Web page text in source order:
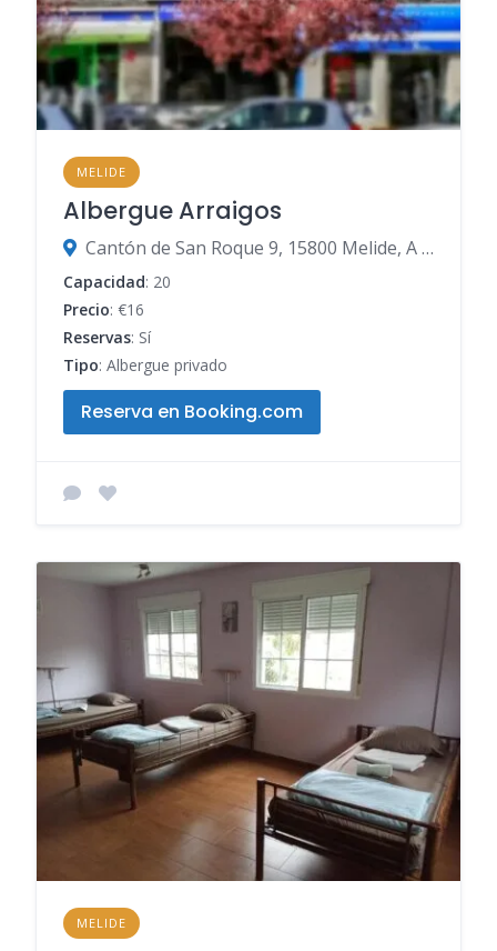
MELIDE
Albergue Arraigos
Cantón de San Roque 9, 15800 Melide, A Coruña, España
Capacidad: 20
Precio: €16
Reservas: Sí
Tipo: Albergue privado
Reserva en Booking.com
MELIDE